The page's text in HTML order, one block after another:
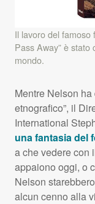
Il lavoro del famoso
Pass Away” è stato
mondo.
Mentre Nelson
etnografico”, il
International
una fantasia del
a che vedere con
appaiono oggi, o
Nelson
alcun cenno alla